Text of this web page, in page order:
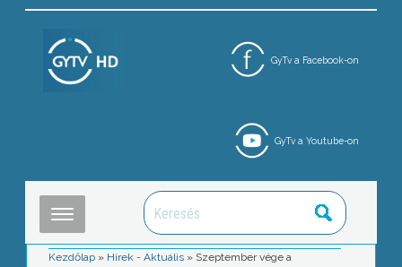
GyTv a Facebook-on
GyTv a Youtube-on
Kezdőlap » Hírek - Aktuális » Szeptember vége a